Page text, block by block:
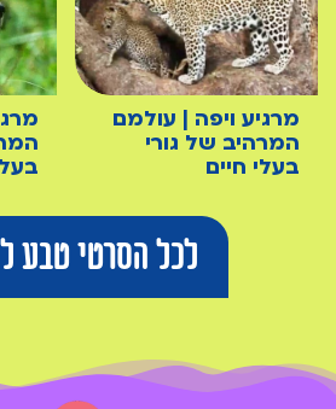
מרגיע ויפה | עולמם
המרהיב של גורי
בעלי חיים
לכל הסרטי טבע